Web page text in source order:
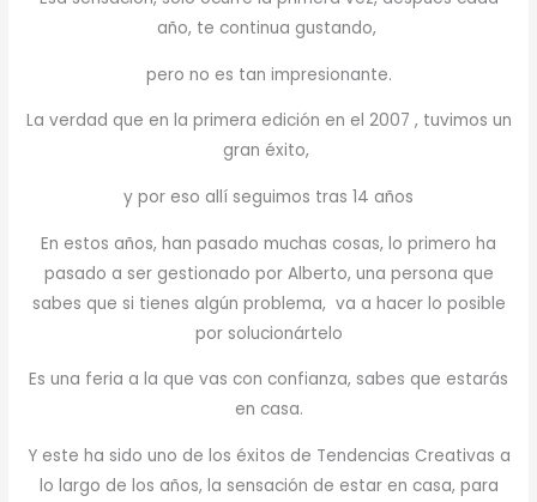
año, te continua gustando,
pero no es tan impresionante.
La verdad que en la primera edición en el 2007 , tuvimos un
gran éxito,
y por eso allí seguimos tras 14 años
En estos años, han pasado muchas cosas, lo primero ha
pasado a ser gestionado por Alberto, una persona que
sabes que si tienes algún problema, va a hacer lo posible
por solucionártelo
Es una feria a la que vas con confianza, sabes que estarás
en casa.
Y este ha sido uno de los éxitos de Tendencias Creativas a
lo largo de los años, la sensación de estar en casa, para